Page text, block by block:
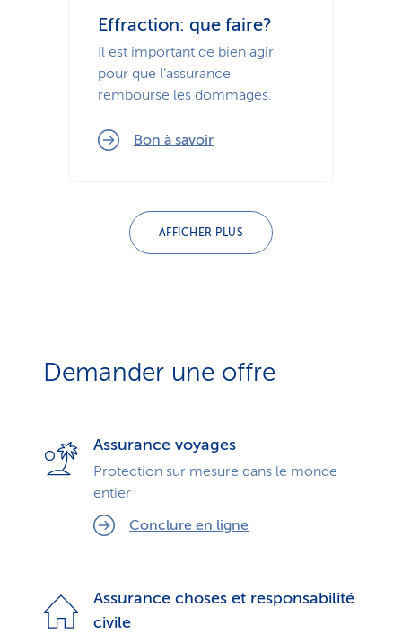
Effraction: que faire?
Il est important de bien agir
pour que l’assurance
rembourse les dommages.
Bon à savoir
AFFICHER PLUS
Demander une offre
Assurance voyages
Protection sur mesure dans le monde
entier
Conclure en ligne
Assurance choses et responsabilité
civile